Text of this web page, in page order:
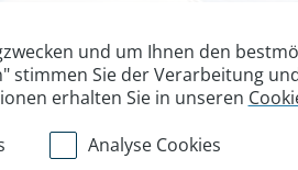
Berg
und um Ihnen den
stimmen Sie der Verarbeitung
erhalten Sie in unseren
Analyse Cookies